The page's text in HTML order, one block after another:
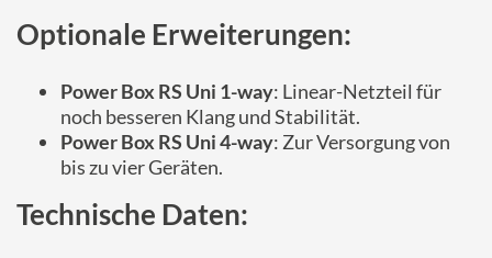
Optionale Erweiterungen:
Power Box RS Uni 1-way: Linear-Netzteil für
noch besseren Klang und Stabilität.
Power Box RS Uni 4-way: Zur Versorgung von
bis zu vier Geräten.
Technische Daten: